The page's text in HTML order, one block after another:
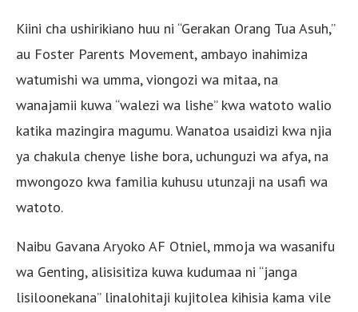
Kiini cha ushirikiano huu ni “Gerakan Orang Tua Asuh,”
au Foster Parents Movement, ambayo inahimiza
watumishi wa umma, viongozi wa mitaa, na
wanajamii kuwa “walezi wa lishe” kwa watoto walio
katika mazingira magumu. Wanatoa usaidizi kwa njia
ya chakula chenye lishe bora, uchunguzi wa afya, na
mwongozo kwa familia kuhusu utunzaji na usafi wa
watoto.
Naibu Gavana Aryoko AF Otniel, mmoja wa wasanifu
wa Genting, alisisitiza kuwa kudumaa ni “janga
lisiloonekana” linalohitaji kujitolea kihisia kama vile